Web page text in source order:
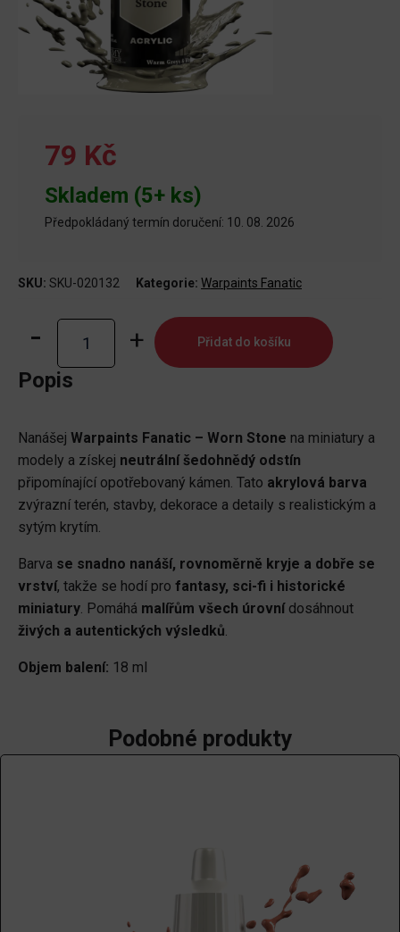
79 Kč
Skladem (5+ ks)
Předpokládaný termín doručení: 10. 08. 2026
SKU: SKU-020132 Kategorie: Warpaints Fanatic
Warpaints
Fanatic:
Worn
Přidat do košíku
Popis
Nanášej Warpaints Fanatic – Worn Stone na miniatury a
modely a získej neutrální šedohnědý odstín
připomínající opotřebovaný kámen. Tato akrylová barva
zvýrazní terén, stavby, dekorace a detaily s realistickým a
sytým krytím.
Barva se snadno nanáší, rovnoměrně kryje a dobře se
vrství, takže se hodí pro fantasy, sci-fi i historické
miniatury . Pomáhá malířům všech úrovnídosáhnout
živých a autentických výsledků
Objem balení: 18 ml
Podobné produkty